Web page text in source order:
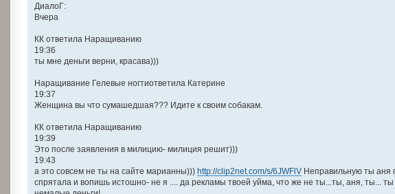
ДиалоГ:
Вчера
КК ответила Наращиванию
19:36
ты мне деньги верни, красава)))
Наращивание Гелевые ногтиответила Катерине
19:37
Женщина вы что сумашедшая??? Идите к своим собакам.
КК ответила Наращиванию
19:39
Это после заявления в милицию- милиция решит)))
19:43
а это совсем не ты на сайте марианны)))http://clip2net.com/s/6JWFlV Неправильную ты аня
спрятала и вопишь истошно- не я .... да рекламы твоей уйма, что же не ты...ты, аня, ты...